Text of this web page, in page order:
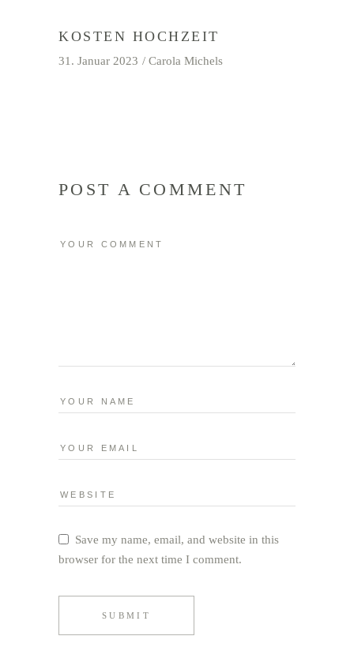
KOSTEN HOCHZEIT
31. Januar 2023 Carola Michels
POST A COMMENT
Save my name, email, and website in this
browser for the next time I comment.
SUBMIT